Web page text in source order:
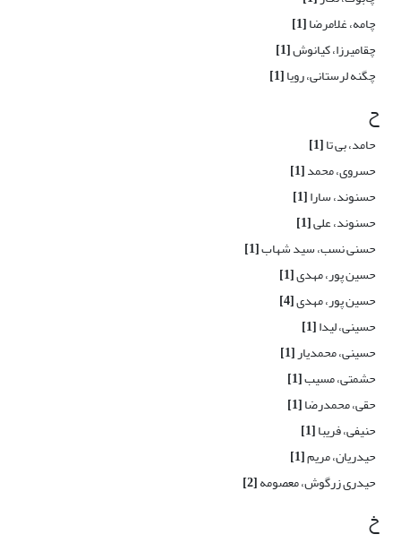
چامه، غلامرضا[1]
چقامیرزا، کیانوش[1]
چگنه لرستانی، رویا[1]
ح
حامد، بی تا[1]
حسروی، محمد[1]
حسنوند، سارا[1]
حسنوند، علی[1]
حسنی نسب، سید شهاب[1]
حسین پور، مهدی[1]
حسین پور، مهدی[4]
حسینی، لیدا[1]
حسینی، محمدیار[1]
حشمتی، مسیب[1]
حقی، محمدرضا[1]
حنیفی، فریبا[1]
حیدریان، مریم[1]
حیدری زرگوش، معصومه[2]
خ